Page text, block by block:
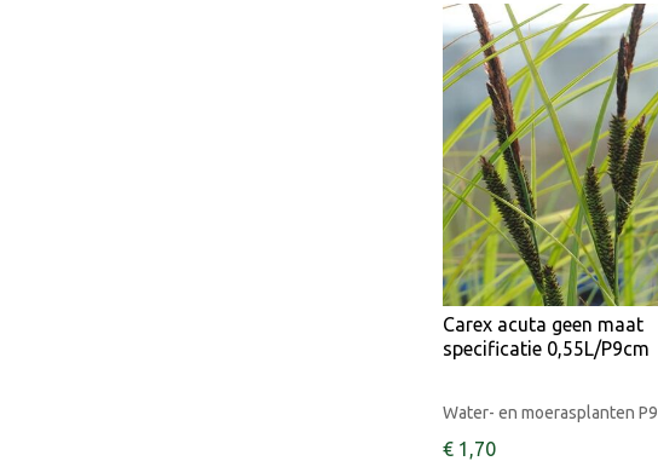
Carex acuta geen maat
specificatie 0,55L/P9cm
Water- en moerasplanten P9
€ 1 ,70